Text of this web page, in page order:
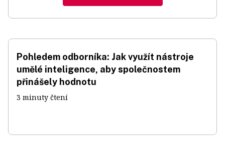
Pohledem odborníka: Jak využít nástroje
umělé inteligence, aby společnostem
přinášely hodnotu
3 minuty čtení